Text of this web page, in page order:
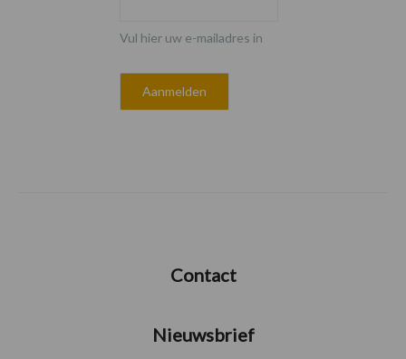
Vul hier uw e-mailadres in
Contact
Nieuwsbrief